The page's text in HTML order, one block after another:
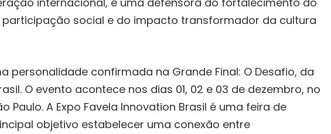
social e do impacto transformador da cultura
personalidade confirmada na Grande Final: O Desafio, da
O evento acontece nos dias 01, 02 e 03 de dezembro, no
Paulo. A Expo Favela Innovation Brasil é uma feira de
objetivo estabelecer uma conexão entre